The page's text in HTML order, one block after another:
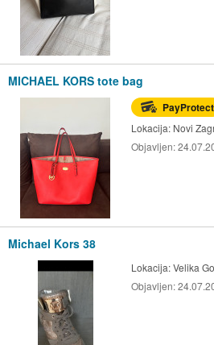
MICHAEL KORS tote bag
PayProtect
Lokacija: Novi
Objavljen:
Michael Kors 38
Lokacija:Velika
Objavljen: